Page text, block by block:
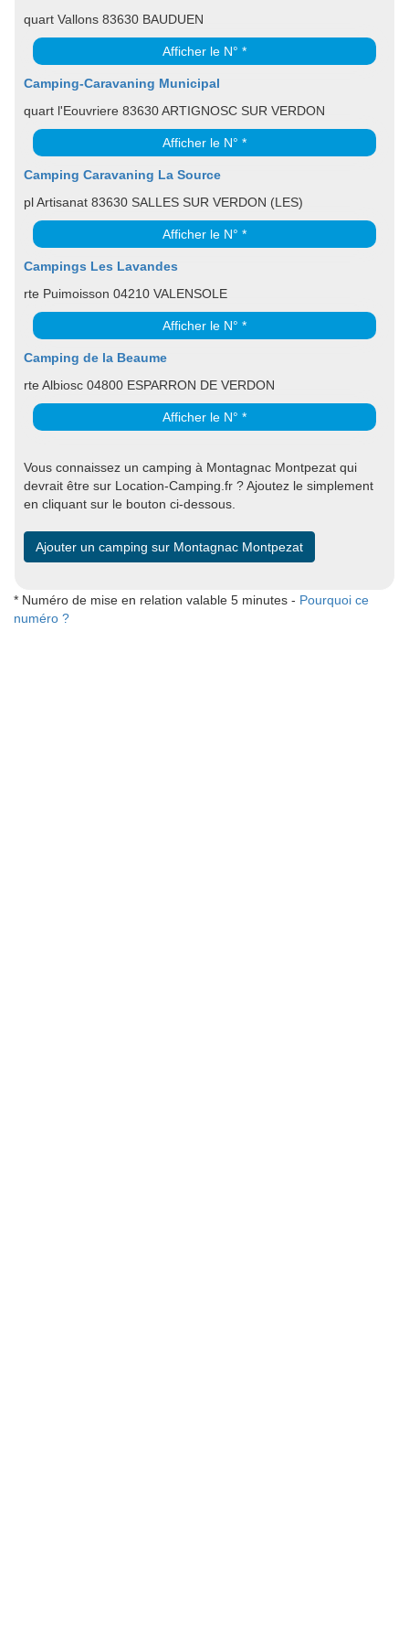
quart Vallons 83630 BAUDUEN
Afficher le N° *
Camping-Caravaning Municipal
quart l'Eouvriere 83630 ARTIGNOSC SUR VERDON
Afficher le N° *
Camping Caravaning La Source
pl Artisanat 83630 SALLES SUR VERDON (LES)
Afficher le N° *
Campings Les Lavandes
rte Puimoisson 04210 VALENSOLE
Afficher le N° *
Camping de la Beaume
rte Albiosc 04800 ESPARRON DE VERDON
Afficher le N° *
Vous connaissez un camping à Montagnac Montpezat qui
devrait être sur Location-Camping.fr ? Ajoutez le simplement
en cliquant sur le bouton ci-dessous.
Ajouter un camping sur Montagnac Montpezat
* Numéro de mise en relation valable 5 minutes - Pourquoi ce
numéro ?